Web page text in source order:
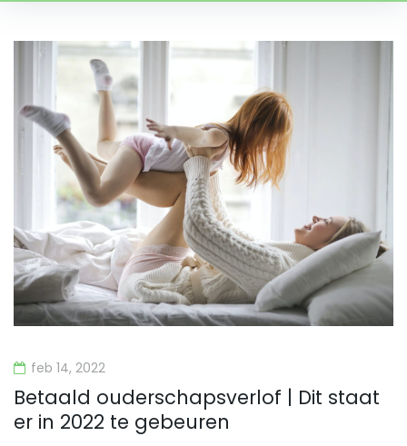
Tag:
Human
resources
feb 14, 2022
Betaald ouderschapsverlof | Dit staat
er in 2022 te gebeuren